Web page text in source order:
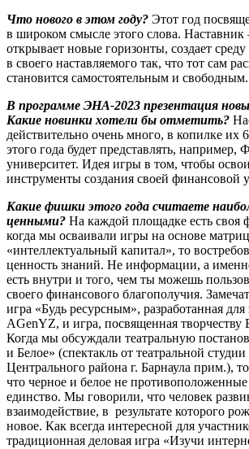
Что нового в этом году? Этот год
в широком смысле этого слова. Наставник
открывает новые горизонты, создает
в своего наставляемого так, что тот сам
становится самостоятельным и свободным.
В программе ЭНА-2023 презентация
Какие новинки хотели бы отметить?
действительно очень много, в копилке их
этого года будет представлять, например,
университет. Идея игры в том, чтобы
инструменты создания своей финансовой
Какие фишки этого года считаете
ценными? На каждой площадке есть своя
когда мы осваивали игры на основе
«интеллектуальный капитал», то
ценность знаний. Не информации, а
есть внутри и того, чем ты можешь
своего финансового благополучия.
игра «Будь ресурсным», разработанная
AGenYZ, и игра, посвященная
Когда мы обсуждали театральную
и Белое» (спектакль от театральной
Центрального района г. Барнаула прим.),
что черное и белое не
единство. Мы говорили, что человек
взаимодействие, в результате которого
новое. Как всегда интересной для
традиционная деловая игра «Изучи